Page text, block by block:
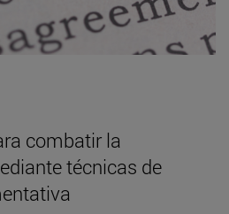
combatir la
técnicas de